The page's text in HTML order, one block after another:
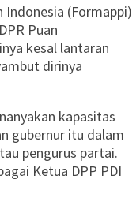
Indonesia (Formappi)
Puan
kesal lantaran
dirinya
kapasitas
gubernur itu dalam
pengurus partai.
Ketua DPP PDI